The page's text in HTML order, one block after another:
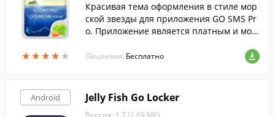
★★★★ ★
★★★★ ★
Красивая тема оформления в стиле мор
ской звезды для приложения GO SMS Pr
o. Приложение является платным и мож
Getjar Gold, но может быть предварител
Лицензия: Бесплатно
Android Jelly Fish Go Locker
Версия: 1.7 (2.69 МБ)